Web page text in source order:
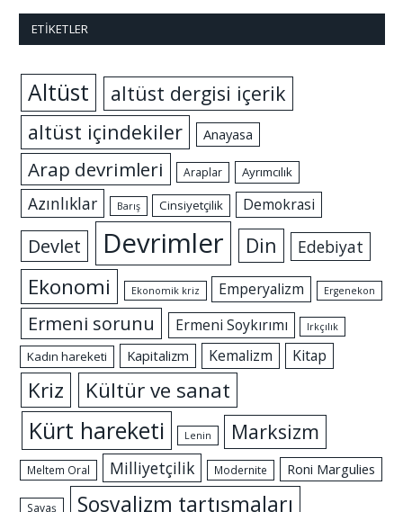
ETIKETLER
Altüst
altüst dergisi içerik
altüst içindekiler
Anayasa
Arap devrimleri Araplar Ayrımcılık
Azınlıklar Barış Cinsiyetçilik Demokrasi
Devlet Devrimler Din Edebiyat
Ekonomi Ekonomik kriz Emperyalizm Ergenekon
Ermeni sorunu Ermeni Soykırımı Irkçılık
Kadın hareketi Kapitalizm Kemalizm Kitap
Kriz Kültür ve sanat
Kürt hareketi Lenin Marksizm
Meltem Oral Milliyetçilik Modernite Roni Margulies
Savaş Sosyalizm tartışmaları